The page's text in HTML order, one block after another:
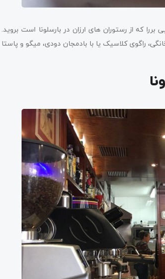
بررا که از رستوران های ارزان در بارسلونا است بروید.
راگوی کلاسیک یا با بادمجان دودی، میگو و پاستا